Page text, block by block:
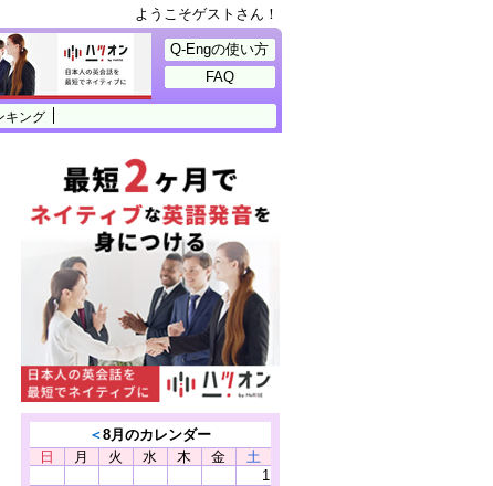
ようこそゲストさん！
キング
Q-Engの使い方
FAQ
＜8月のカレンダー
日
月 火 水 木 金
土
1